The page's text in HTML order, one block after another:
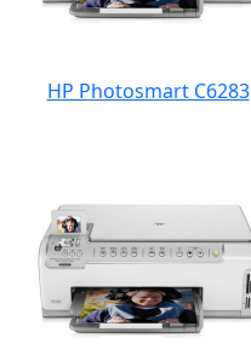
HP Photosmart C6283